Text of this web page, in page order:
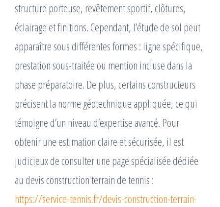
structure porteuse, revêtement sportif, clôtures,
éclairage et finitions. Cependant, l’étude de sol peut
apparaître sous différentes formes : ligne spécifique,
prestation sous-traitée ou mention incluse dans la
phase préparatoire. De plus, certains constructeurs
précisent la norme géotechnique appliquée, ce qui
témoigne d’un niveau d’expertise avancé. Pour
obtenir une estimation claire et sécurisée, il est
judicieux de consulter une page spécialisée dédiée
au devis construction terrain de tennis :
https://service-tennis.fr/devis-construction-terrain-